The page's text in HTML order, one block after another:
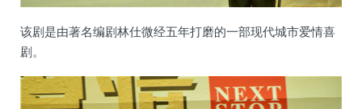
该剧是由著名编剧林仕微经五年打磨的一部现代城市爱情喜
剧。